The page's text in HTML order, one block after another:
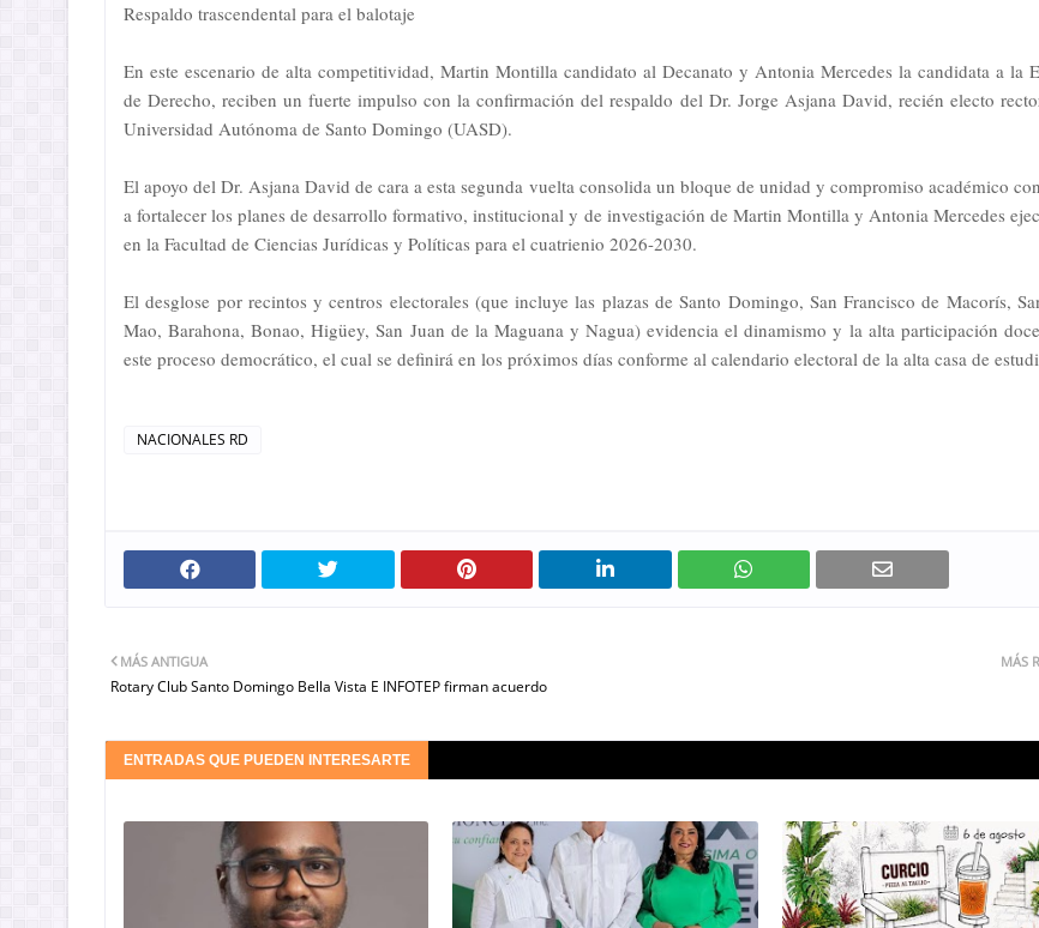
Respaldo trascendental para el balotaje
En este escenario de alta competitividad, Martin Montilla candidato al Decanato y Antonia Mercedes la candidata a la
de Derecho, reciben un fuerte impulso con la confirmación del respaldo del Dr. Jorge Asjana David, recién electo
Universidad Autónoma de Santo Domingo (UASD).
El apoyo del Dr. Asjana David de cara a esta segunda vuelta consolida un bloque de unidad y compromiso académico
a fortalecer los planes de desarrollo formativo, institucional y de investigación de Martin Montilla y Antonia Mercedes
en la Facultad de Ciencias Jurídicas y Políticas para el cuatrienio 2026-2030.
El desglose por recintos y centros electorales (que incluye las plazas de Santo Domingo, San Francisco de Macorís,
Mao, Barahona, Bonao, Higüey, San Juan de la Maguana y Nagua) evidencia el dinamismo y la alta participación
este proceso democrático, el cual se definirá en los próximos días conforme al calendario electoral de la alta casa de
NACIONALES RD
MÁS
MÁS ANTIGUA
Rotary Club Santo Domingo Bella Vista E INFOTEP firman acuerdo
ENTRADAS QUE PUEDEN INTERESARTE